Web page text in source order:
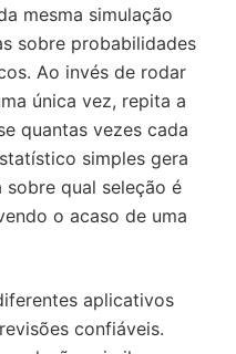
mesma simulação
sobre probabilidades
Ao invés de rodar
única vez, repita a
quantas vezes cada
simples gera
qual seleção é
o acaso de uma
aplicativos
confiáveis.